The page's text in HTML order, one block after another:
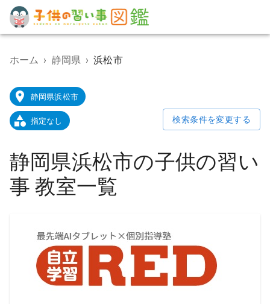
子
供
習
事
教
室
検
ー
タ
ル
サ
ホーム › 静岡県 › 浜松市
静岡県浜松市
指定なし 検索条件を変更する
静岡県浜松市の子供の習い
事 教室一覧